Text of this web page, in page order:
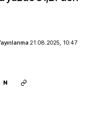
21.08.2025, 10:47
N